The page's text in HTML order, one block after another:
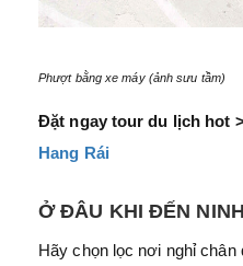
Phượt bằng xe máy (ảnh sưu tầm)
Đặt ngay tour du lịch hot
Hang Rái
Ở ĐÂU KHI ĐẾN
Hãy chọn lọc nơi nghỉ